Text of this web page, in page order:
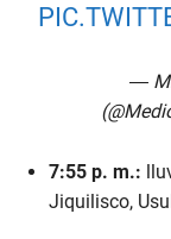
—
7:55 p. m.:
Jiquilisco,